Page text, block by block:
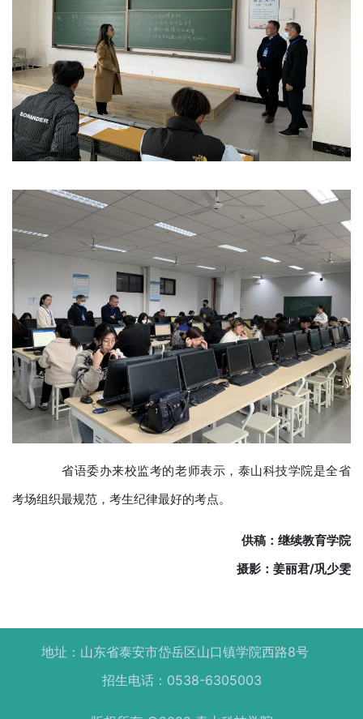
省语委办来校监考的老师表示，泰山科技学院是全省
考场组织最规范，考生纪律最好的考点。
供稿：继续教育学院
摄影：姜丽君/巩少雯
地址：山东省泰安市岱岳区山口镇学院西路8号
招生电话：0538-6305003